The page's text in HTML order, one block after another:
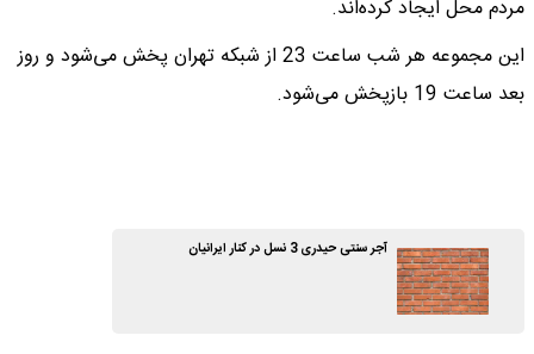
مردم محل ایجاد کرده‌اند.
این مجموعه هر شب ساعت 23 از شبکه تهران پخش می‌شود و روز
بعد ساعت 19 بازپخش می‌شود.
آجر سنتی حیدری 3 نسل در کنار ایرانیان